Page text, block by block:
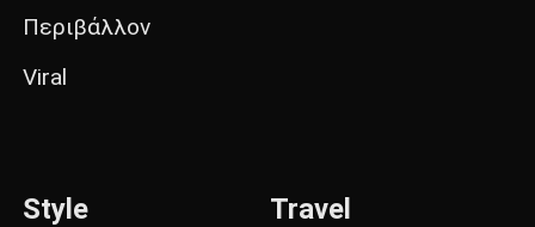
Περιβάλλον
Viral
Style Travel